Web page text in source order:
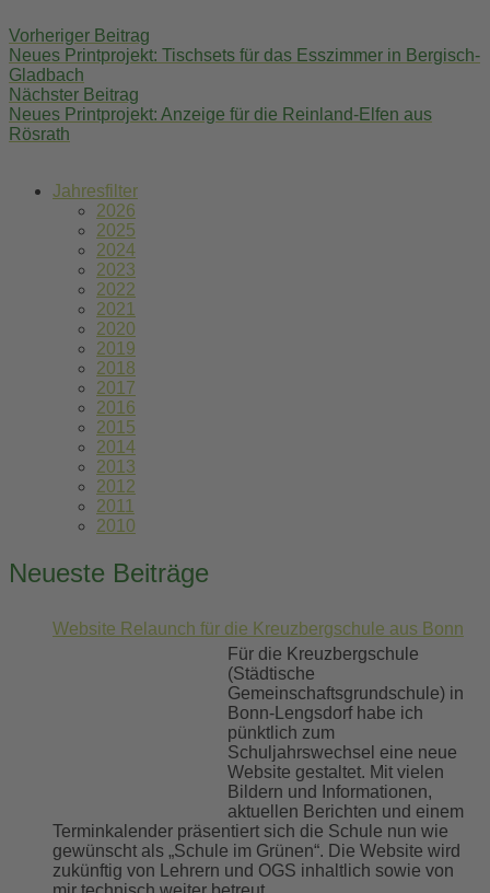
navigation
Vorheriger Beitrag
Neues Printprojekt: Tischsets für das Esszimmer in Bergisch-
Gladbach
Nächster Beitrag
Neues Printprojekt: Anzeige für die Reinland-Elfen aus
Rösrath
Jahresfilter
2026
2025
2024
2023
2022
2021
2020
2019
2018
2017
2016
2015
2014
2013
2012
2011
2010
Neueste Beiträge
Website Relaunch für die Kreuzbergschule aus Bonn
Für die Kreuzbergschule
(Städtische
Gemeinschaftsgrundschule) in
Bonn-Lengsdorf habe ich
pünktlich zum
Schuljahrswechsel eine neue
Website gestaltet. Mit vielen
Bildern und Informationen,
aktuellen Berichten und einem
Terminkalender präsentiert sich die Schule nun wie
gewünscht als „Schule im Grünen“. Die Website wird
zukünftig von Lehrern und OGS inhaltlich sowie von